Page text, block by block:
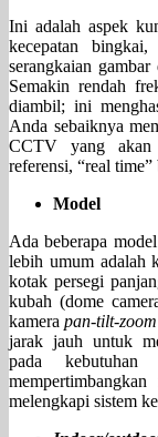
Ini adalah aspek
kecepatan
serangkaian
Semakin rendah
diambil; ini
Anda sebaiknya
CCTV yang akan
referensi, “real
Model
Ada beberapa
lebih umum adalah
kotak persegi
kubah (dome
kamera pan-tilt-zoom
jarak jauh untuk
pada
melengkapi sistem